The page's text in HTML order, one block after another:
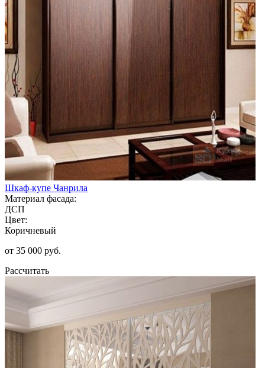
Шкаф-купе Чанрила
Материал фасада:
ДСП
Цвет:
Коричневый
от 35 000 руб.
Рассчитать